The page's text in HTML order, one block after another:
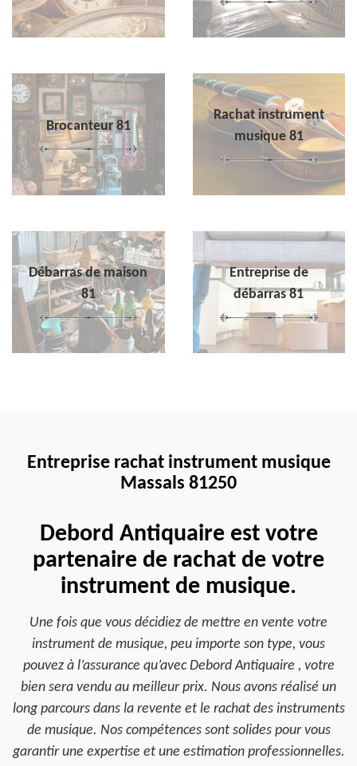
Brocanteur 81
Rachat instrument
musique 81
Débarras de maison
81
Entreprise de
débarras 81
Entreprise rachat instrument musique
Massals 81250
Debord Antiquaire est votre
partenaire de rachat de votre
instrument de musique.
Une fois que vous décidiez de mettre en vente votre
instrument de musique, peu importe son type, vous
pouvez à l’assurance qu’avec Debord Antiquaire , votre
bien sera vendu au meilleur prix. Nous avons réalisé un
long parcours dans la revente et le rachat des instruments
de musique. Nos compétences sont solides pour vous
garantir une expertise et une estimation professionnelles.